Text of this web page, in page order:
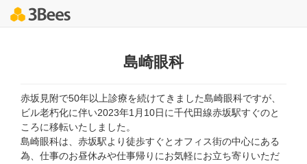
島崎眼科
赤坂見附で50年以上診療を続けてきました島崎眼科ですが、
ビル老朽化に伴い2023年1月10日に千代田線赤坂駅すぐのと
ころに移転いたしました。
島崎眼科は、赤坂駅より徒歩すぐとオフィス街の中心にある
為、仕事のお昼休みや仕事帰りにお気軽にお立ち寄りいただ